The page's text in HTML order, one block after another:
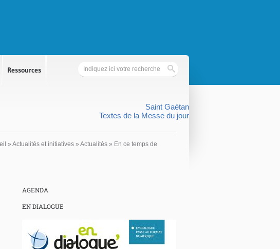
Ressources
Saint Gaétan
Textes de la Messe du jour
» Actualités et initiatives » Actualités » En ce temps de
AGENDA
EN DIALOGUE